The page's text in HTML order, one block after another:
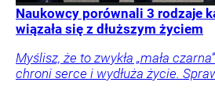
Naukowcy porównali 3 rodzaje
wiązała się z dłuższym życiem
Myślisz, że to zwykła „mała
chroni serce i wydłuża życie.